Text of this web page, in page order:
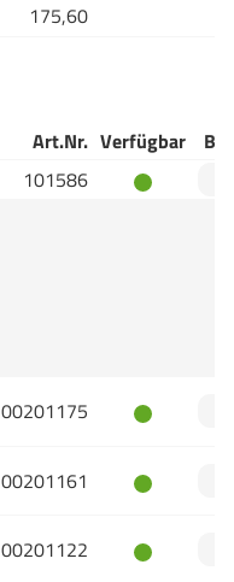
175,60
Art.Nr. Verfügbar
101586
00201175
00201161
00201122